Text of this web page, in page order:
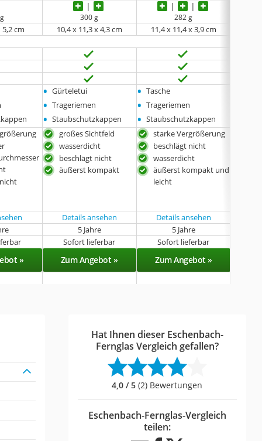
300 g 282 g
5,2 cm 10,4 x 11,3 x 4,3 cm 11,4 x 11,4 x 3,9 cm
• Gürteletui
• Trageriemen
• Staubschutzkappen
• Tasche
• Trageriemen
• Staubschutzkappen
großes Sichtfeld
wasserdicht
beschlägt nicht
äußerst kompakt
starke Vergrößerung
beschlägt nicht
wasserdicht
äußerst kompakt und
leicht
Details ansehen
Details ansehen
5 Jahre
5 Jahre
Sofort lieferbar Sofort lieferbar
» Zum Angebot » Zum Angebot »
Hat Ihnen dieser Eschenbach-
Fernglas Vergleich gefallen?
4,0 / 5 (2) Bewertungen
Eschenbach-Fernglas-Vergleich
teilen: